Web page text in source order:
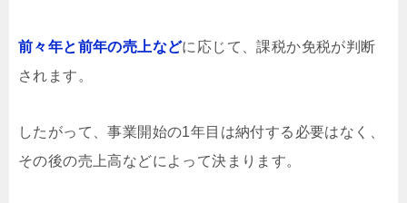
前々年と前年の売上などに応じて、課税か免税が判断
されます。
したがって、事業開始の1年目は納付する必要はなく、
その後の売上高などによって決まります。